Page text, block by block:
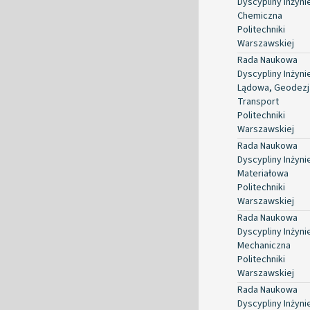
Chemiczna
Politechniki
Warszawskiej
Rada Naukowa
Dyscypliny
Lądowa,
Transport
Politechniki
Warszawskiej
Rada Naukowa
Dyscypliny
Materiałowa
Politechniki
Warszawskiej
Rada Naukowa
Dyscypliny
Mechaniczna
Politechniki
Warszawskiej
Rada Naukowa
Dyscypliny